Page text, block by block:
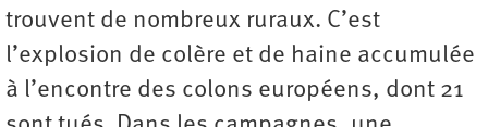
trouvent de nombreux ruraux. C’est
l’explosion de colère et de haine accumulée
à l’encontre des colons européens, dont 21